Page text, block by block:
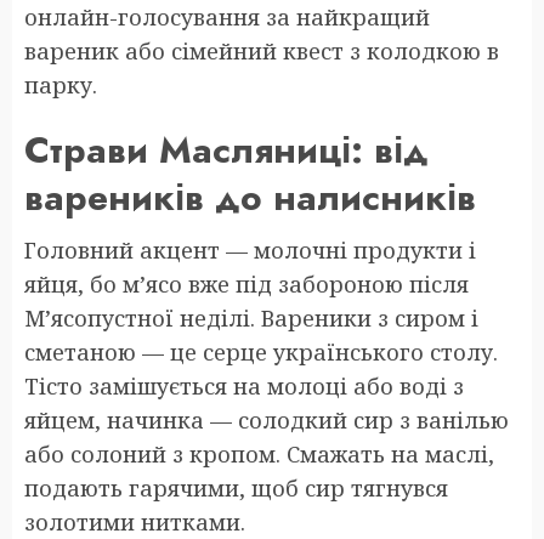
онлайн-голосування за найкращий
вареник або сімейний квест з колодкою в
парку.
Страви Масляниці: від
вареників до налисників
Головний акцент — молочні продукти і
яйця, бо м’ясо вже під забороною після
М’ясопустної неділі. Вареники з сиром і
сметаною — це серце українського столу.
Тісто замішується на молоці або воді з
яйцем, начинка — солодкий сир з ванілью
або солоний з кропом. Смажать на маслі,
подають гарячими, щоб сир тягнувся
золотими нитками.